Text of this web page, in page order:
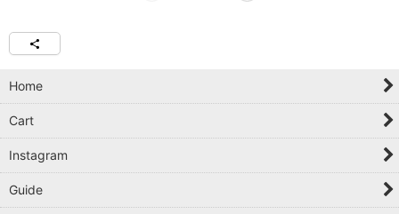
Home
Cart
Instagram
Guide